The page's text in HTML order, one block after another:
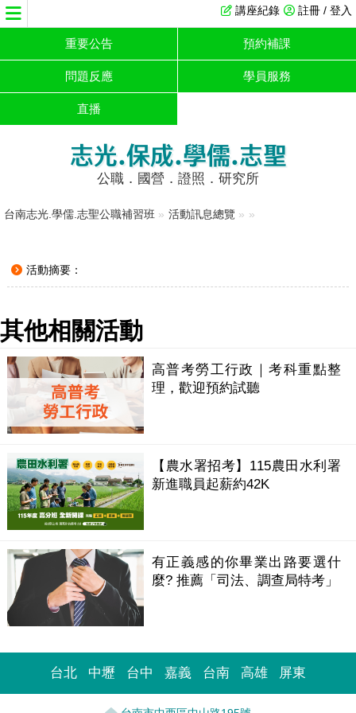
註冊 / 登入
講座紀錄
重要公告 預約補課
問題反應 學員服務
直播
志光.保成.學儒.志聖
公職．國營．證照．研究所
台南志光.學儒.志聖公職補習班 » 活動訊息總覽 » »
活動摘要：
其他相關活動
高普考勞工行政｜考科重點整
理，歡迎預約試聽
【農水署招考】115農田水利署
新進職員起薪約42K
有正義感的你畢業出路要選什
麼? 推薦「司法、調查局特考」
台北 中壢 台中 嘉義 台南 高雄 屏東